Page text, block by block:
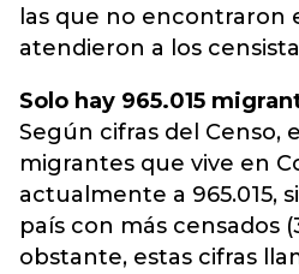
las que no encontraron
atendieron a los
Solo hay 965.015
Según cifras del Censo,
migrantes que vive en
actualmente a 965.015,
país con más censados
obstante, estas cifras